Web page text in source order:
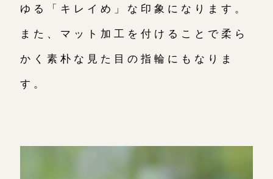
ゆる「キレイめ」な印象になります。
また、マット加工を付けることで柔ら
かく素朴な見た目の指輪にもなりま
す。